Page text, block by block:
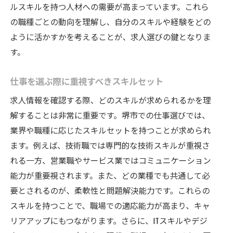
ルスキルを持つ人材への需要が高まっています。これら
の職種ごとの動向を理解し、自分のスキルや経験をどの
ように活かすかを考えることが、求人選びの鍵となりま
す。
仕事を選ぶ際に重視すべきスキルセット
求人情報を確認する際、どのスキルが求められるかを理
解することは非常に重要です。堺市での仕事選びでは、
業界や職種に応じたスキルセットを持つことが求められ
ます。例えば、技術職では専門的な技術スキルが重視さ
れる一方、営業職やサービス業ではコミュニケーション
能力が重要視されます。また、どの業種でも共通して必
要とされるのが、柔軟性と問題解決能力です。これらの
スキルを持つことで、職場での適応能力が高まり、キャ
リアアップにもつながります。さらに、ITスキルやデジ